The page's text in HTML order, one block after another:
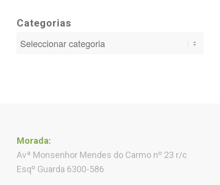
Categorias
Categorias
Morada:
Avª Monsenhor Mendes do Carmo nº 23 r/c
Esqº Guarda 6300-586